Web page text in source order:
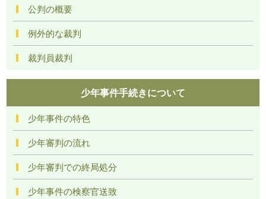
公判の概要
例外的な裁判
裁判員裁判
少年事件手続きについて
少年事件の特色
少年審判の流れ
少年審判での終局処分
少年事件の検察官送致